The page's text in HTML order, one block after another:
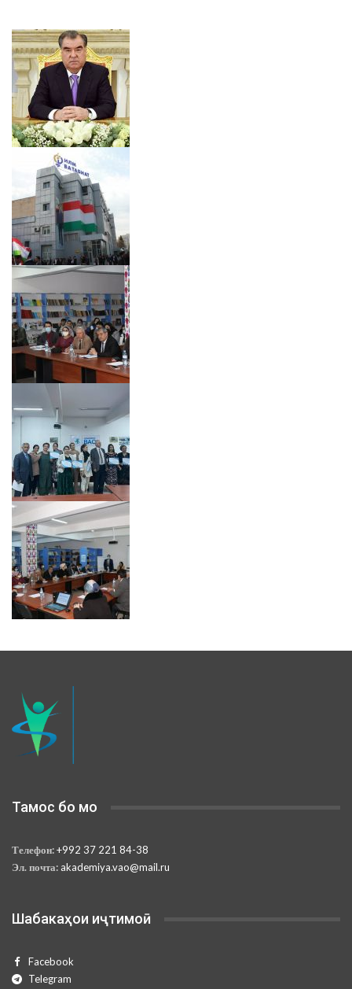
Тамос бо мо
Телефон:+992 37 221 84-38
Эл. почта: akademiya.vao@mail.ru
Шабакаҳои иҷтимоӣ
Facebook
Telegram